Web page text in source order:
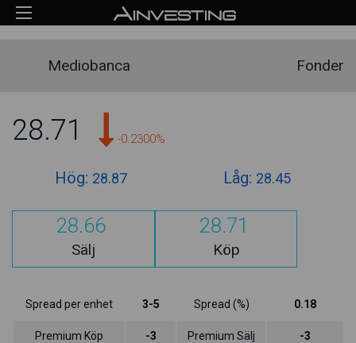
Mediobanca Fonder
28.71 -0.2300%
Hög: 28.87 Låg: 28.45
28.66
Sälj
28.71
Köp
Spread per enhet 3-5 Spread (%) 0.18
Premium Köp -3 Premium Sälj -3